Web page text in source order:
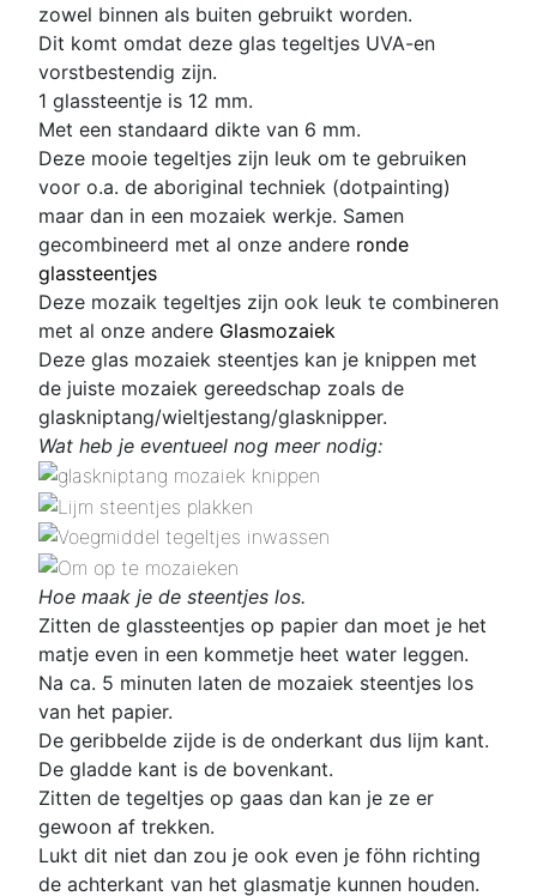
zowel binnen als buiten gebruikt worden.
Dit komt omdat deze glas tegeltjes UVA-en
vorstbestendig zijn.
1 glassteentje is 12 mm.
Met een standaard dikte van 6 mm.
Deze mooie tegeltjes zijn leuk om te gebruiken
voor o.a. de aboriginal techniek (dotpainting)
maar dan in een mozaiek werkje. Samen
gecombineerd met al onze andere ronde
glassteentjes
Deze mozaik tegeltjes zijn ook leuk te combineren
met al onze andere Glasmozaiek
Deze glas mozaiek steentjes kan je knippen met
de juiste mozaiek gereedschap zoals de
glaskniptang/wieltjestang/glasknipper.
Wat heb je eventueel nog meer nodig:
Hoe maak je de steentjes los.
Zitten de glassteentjes op papier dan moet je het
matje even in een kommetje heet water leggen.
Na ca. 5 minuten laten de mozaiek steentjes los
van het papier.
De geribbelde zijde is de onderkant dus lijm kant.
De gladde kant is de bovenkant.
Zitten de tegeltjes op gaas dan kan je ze er
gewoon af trekken.
Lukt dit niet dan zou je ook even je föhn richting
de achterkant van het glasmatje kunnen houden.